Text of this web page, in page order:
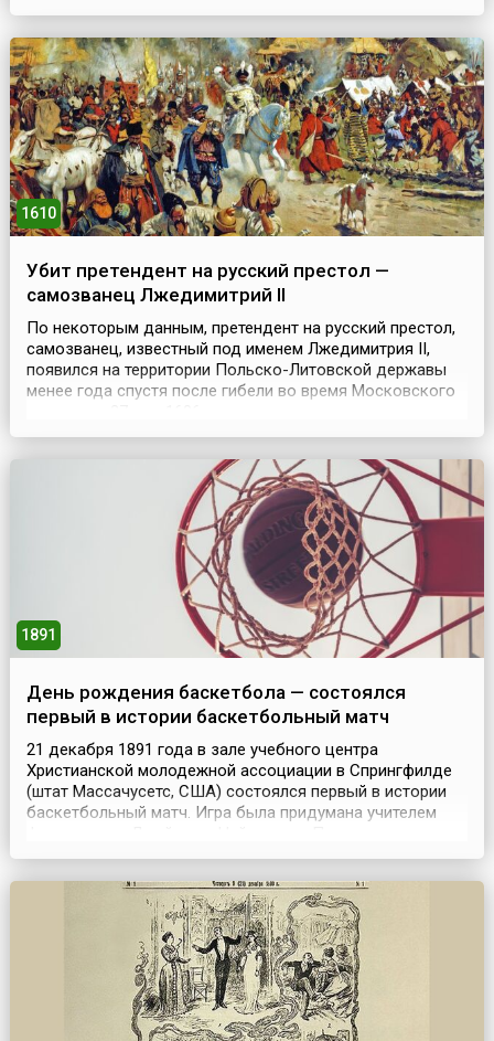
владений на острове Кипр, захваченном Ричардом в
прибытия Ричарда с Кипра в Палестину, в разгар...
1610
Убит претендент на русский престол —
самозванец Лжедимитрий II
По некоторым данным, претендент на русский престол,
самозванец, известный под именем Лжедимитрия II,
появился на территории Польско-Литовской державы
менее года спустя после гибели во время Московского
Лжедимитрия I, выдававшего себя за сына Ивана
от гибели еще в 1591 году.В 1607 году вокруг нового с...
1891
День рождения баскетбола — состоялся
первый в истории баскетбольный матч
21 декабря 1891 года в зале учебного центра
Христианской молодежной ассоциации в Спрингфилде
(штат Массачусетс, США) состоялся первый в истории
баскетбольный матч. Игра была придумана учителем
которые написал Нейсмит, состояли из 13 пунктов.
считают днем рождения баскетбола.Перед матчем